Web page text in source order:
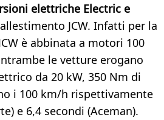
elettriche Electric e
JCW. Infatti per la
è abbinata a motori 100
le vetture erogano
da 20 kW, 350 Nm di
i 100 km/h rispettivamente
e 6,4 secondi (Aceman).